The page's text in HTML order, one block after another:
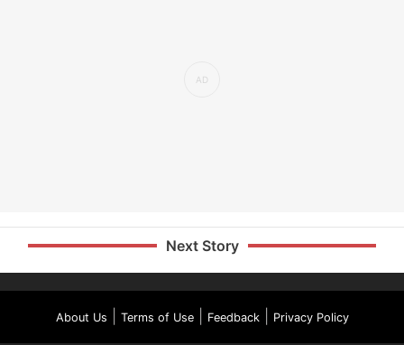
Next Story
About Us Terms of Use| Feedback| Privacy Policy